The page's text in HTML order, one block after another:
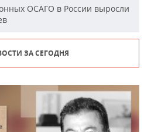
ОСАГО в России выросли
ЗА СЕГОДНЯ